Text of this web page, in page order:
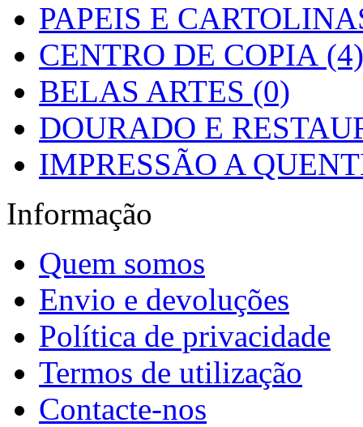
PAPEIS E
CENTRO DE COPIA (4)
BELAS ARTES (0)
DOURADO E
IMPRESSÃO A
Informação
Quem somos
Envio e devoluções
Política de privacidade
Termos de utilização
Contacte-nos